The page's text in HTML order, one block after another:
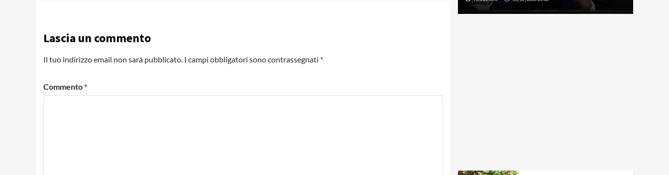
Lascia un commento
Il tuo indirizzo email non sarà pubblicato. I campi obbligatori sono contrassegnati *
Commento*